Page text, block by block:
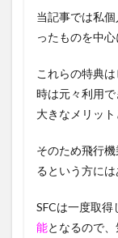
当記事では私
ったものを中心
これらの特典
時は元々利用
大きなメリット
そのため飛行
るという方には
SFCは一度取得
能となるので